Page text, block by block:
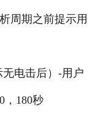
周期之前提示用
无电击后）-用户
，180秒